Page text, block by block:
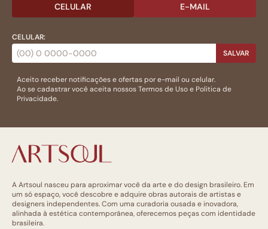
CELULAR E-MAIL
CELULAR:
SALVAR
Aceito receber notificações e ofertas por e-mail ou celular.
Ao se cadastrar você aceita nossosTermos de Usoe Politica de
Privacidade.
A Artsoul nasceu para aproximar você da arte e do design brasileiro. Em
um só espaço, você descobre e adquire obras autorais de artistas e
designers independentes. Com uma curadoria ousada e inovadora,
alinhada à estética contemporânea, oferecemos peças com identidade
brasileira.